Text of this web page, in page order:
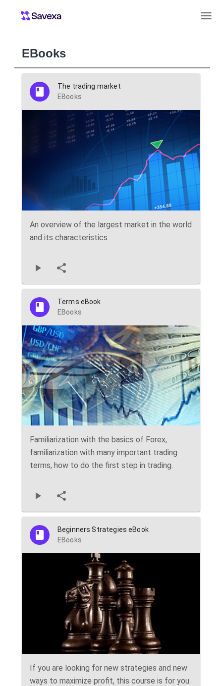
EBooks
The trading market
EBooks
An overview of the largest market in the world
and its characteristics
Terms eBook
EBooks
Familiarization with the basics of Forex,
familiarization with many important trading
terms, how to do the first step in trading.
Beginners Strategies eBook
EBooks
If you are looking for new strategies and new
ways to maximize profit, this course is for you.